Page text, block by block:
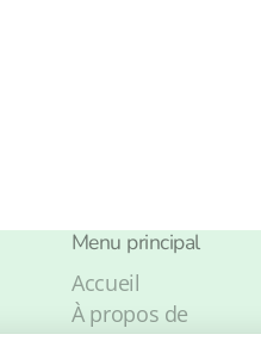
Menu principal
Accueil
À propos de